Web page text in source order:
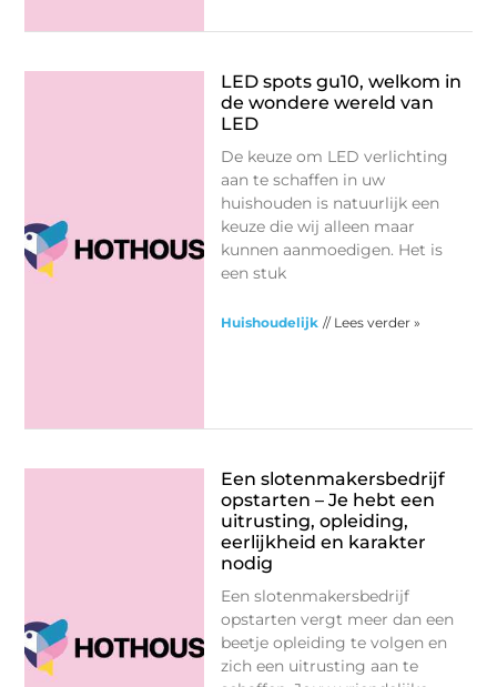
LED spots gu10, welkom in
de wondere wereld van
LED
De keuze om LED verlichting
aan te schaffen in uw
huishouden is natuurlijk een
keuze die wij alleen maar
kunnen aanmoedigen. Het is
een stuk
Huishoudelijk // Lees verder »
Een slotenmakersbedrijf
opstarten – Je hebt een
uitrusting, opleiding,
eerlijkheid en karakter
nodig
Een slotenmakersbedrijf
opstarten vergt meer dan een
beetje opleiding te volgen en
zich een uitrusting aan te